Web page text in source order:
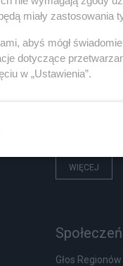
Pieniądze
Centralny Port
WIĘCEJ
Głos Regionów
miały zastosowania
abyś mógł
dotyczące
w „Ustawienia”.